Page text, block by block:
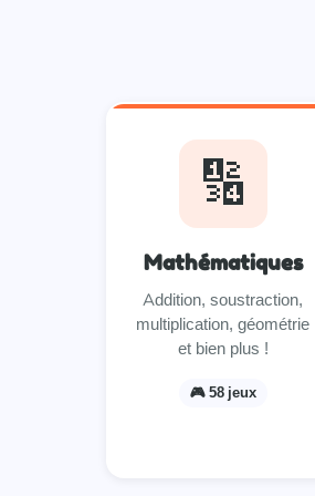
🔢
Mathématiques
Addition, soustraction,
multiplication, géométrie
et bien plus !
🎮 58 jeux